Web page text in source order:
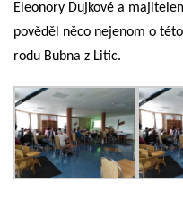
Eleonory Dujkové a
pověděl něco nejenom o
rodu Bubna z Litic.